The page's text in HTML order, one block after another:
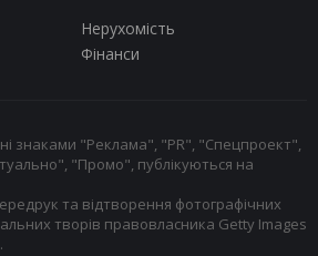
Нерухомість
Фінанси
знаками "Реклама", "PR", "Спецпроект",
"Промо", публікуються на
та відтворення фотографічних
творів правовласника Getty Images